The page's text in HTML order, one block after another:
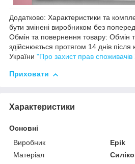
Додатково: Характеристики та
бути змінені виробником без
Обмін та повернення товару: Обмін
здійснюється протягом 14 днів після
України "Про захист прав споживачів
Приховати
Характеристики
Основні
Виробник
Epik
Матеріал